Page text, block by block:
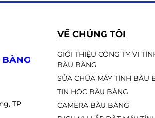
BÀNG
TP
VỀ CHÚNG TÔI
GIỚI THIỆU CÔNG TY VI
BÀU BÀNG
SỬA CHỮA MÁY TÍNH BÀU
TIN HỌC BÀU BÀNG
CAMERA BÀU BÀNG